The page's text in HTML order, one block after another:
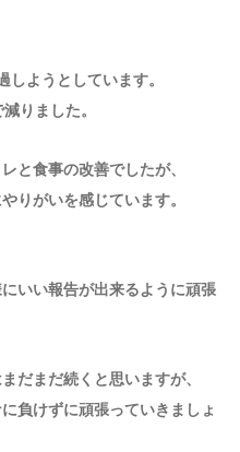
ようとしています。
りました。
と食事の改善でしたが、
りがいを感じています。
いい報告が出来るように頑張
だまだ続くと思いますが、
負けずに頑張っていきましょ